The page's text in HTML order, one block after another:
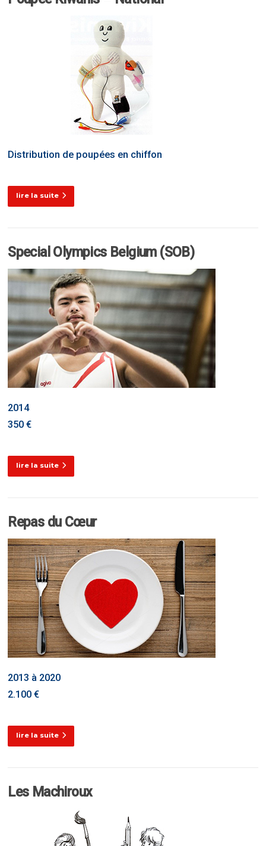
Distribution de poupées en chiffon
lire la suite
Special Olympics Belgium (SOB)
2014
350 €
lire la suite
Repas du Cœur
2013 à 2020
2.100 €
lire la suite
Les Machiroux